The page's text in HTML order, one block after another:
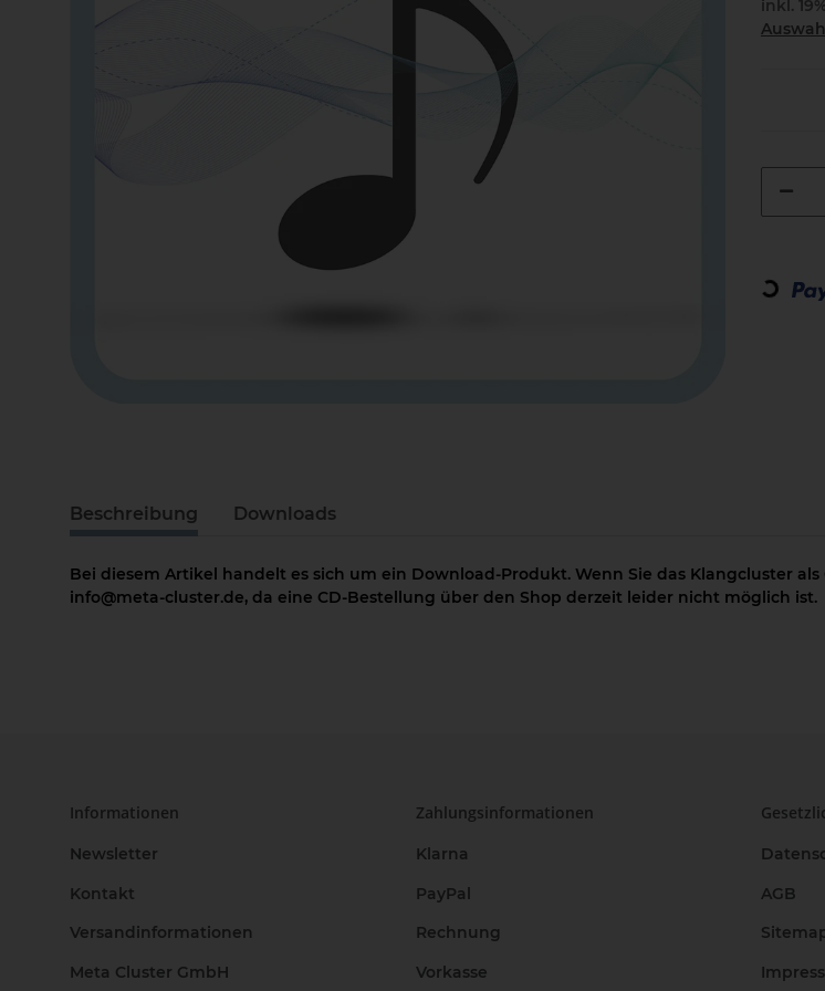
inkl.
Beschreibung Downloads
Bei diesem Artikel handelt es sich um ein Download-Produkt. Wenn Sie das Klangcluster
info@meta-cluster.de, da eine CD-Bestellung über den Shop derzeit leider nicht möglich ist.
Informationen
Newsletter
Kontakt
Versandinformationen
Meta Cluster GmbH
Zahlungsinformationen
Klarna
PayPal
Rechnung
Vorkasse
AGB